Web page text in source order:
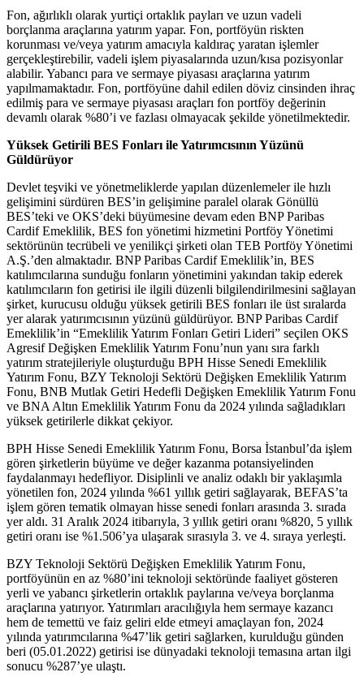
Fon, ağırlıklı olarak yurtiçi ortaklık payları ve uzun vadeli
borçlanma araçlarına yatırım yapar. Fon, portföyün riskten
korunması ve/veya yatırım amacıyla kaldıraç yaratan işlemler
gerçekleştirebilir, vadeli işlem piyasalarında uzun/kısa pozisyonlar
alabilir. Yabancı para ve sermaye piyasası araçlarına yatırım
yapılmamaktadır. Fon, portföyüne dahil edilen döviz cinsinden ihraç
edilmiş para ve sermaye piyasası araçları fon portföy değerinin
devamlı olarak %80’i ve fazlası olmayacak şekilde yönetilmektedir.
Yüksek Getirili BES Fonları ile Yatırımcısının Yüzünü
Güldürüyor
Devlet teşviki ve yönetmeliklerde yapılan düzenlemeler ile hızlı
gelişimini sürdüren BES’in gelişimine paralel olarak Gönüllü
BES’teki ve OKS’deki büyümesine devam eden BNP Paribas
Cardif Emeklilik, BES fon yönetimi hizmetini Portföy Yönetimi
sektörünün tecrübeli ve yenilikçi şirketi olan TEB Portföy Yönetimi
A.Ş.’den almaktadır. BNP Paribas Cardif Emeklilik’in, BES
katılımcılarına sunduğu fonların yönetimini yakından takip ederek
katılımcıların fon getirisi ile ilgili düzenli bilgilendirilmesini sağlayan
şirket, kurucusu olduğu yüksek getirili BES fonları ile üst sıralarda
yer alarak yatırımcısının yüzünü güldürüyor. BNP Paribas Cardif
Emeklilik’in “Emeklilik Yatırım Fonları Getiri Lideri” seçilen OKS
Agresif Değişken Emeklilik Yatırım Fonu’nun yanı sıra farklı
yatırım stratejileriyle oluşturduğu BPH Hisse Senedi Emeklilik
Yatırım Fonu, BZY Teknoloji Sektörü Değişken Emeklilik Yatırım
Fonu, BNB Mutlak Getiri Hedefli Değişken Emeklilik Yatırım Fonu
ve BNA Altın Emeklilik Yatırım Fonu da 2024 yılında sağladıkları
yüksek getirilerle dikkat çekiyor.
BPH Hisse Senedi Emeklilik Yatırım Fonu, Borsa İstanbul’da işlem
gören şirketlerin büyüme ve değer kazanma potansiyelinden
faydalanmayı hedefliyor. Disiplinli ve analiz odaklı bir yaklaşımla
yönetilen fon, 2024 yılında %61 yıllık getiri sağlayarak, BEFAS’ta
işlem gören tematik olmayan hisse senedi fonları arasında 3. sırada
yer aldı. 31 Aralık 2024 itibarıyla, 3 yıllık getiri oranı %820, 5 yıllık
getiri oranı ise %1.506’ya ulaşarak sırasıyla 3. ve 4. sıraya yerleşti.
BZY Teknoloji Sektörü Değişken Emeklilik Yatırım Fonu,
portföyünün en az %80’ini teknoloji sektöründe faaliyet gösteren
yerli ve yabancı şirketlerin ortaklık paylarına ve/veya borçlanma
araçlarına yatırıyor. Yatırımları aracılığıyla hem sermaye kazancı
hem de temettü ve faiz geliri elde etmeyi amaçlayan fon, 2024
yılında yatırımcılarına %47’lik getiri sağlarken, kurulduğu günden
beri (05.01.2022) getirisi ise dünyadaki teknoloji temasına artan ilgi
sonucu %287’ye ulaştı.